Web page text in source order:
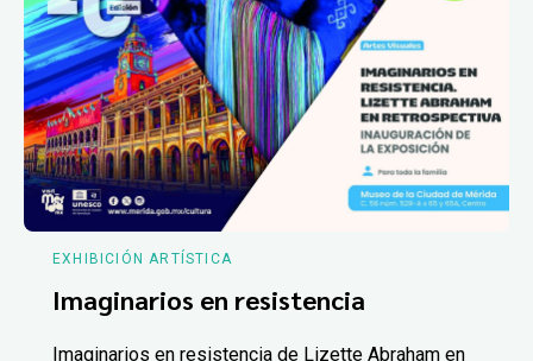
EXHIBICIÓN ARTÍSTICA
Imaginarios en resistencia
Imaginarios en resistencia de Lizette Abraham en